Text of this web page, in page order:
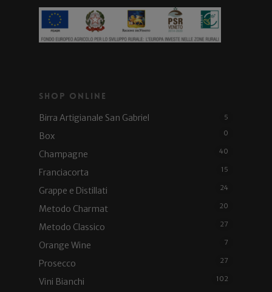
Shop Online
Birra Artigianale San Gabriel
5
Box 0
Champagne 40
Franciacorta 15
Grappe e Distillati 24
Metodo Charmat 20
Metodo Classico 27
Orange Wine 7
Prosecco 27
Vini Bianchi 102